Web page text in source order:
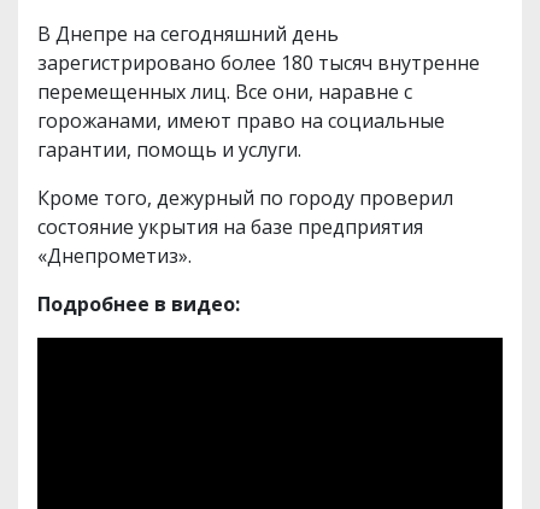
В Днепре на сегодняшний день
зарегистрировано более 180 тысяч внутренне
перемещенных лиц. Все они, наравне с
горожанами, имеют право на социальные
гарантии, помощь и услуги.
Кроме того, дежурный по городу проверил
состояние укрытия на базе предприятия
«Днепрометиз».
Подробнее в видео: